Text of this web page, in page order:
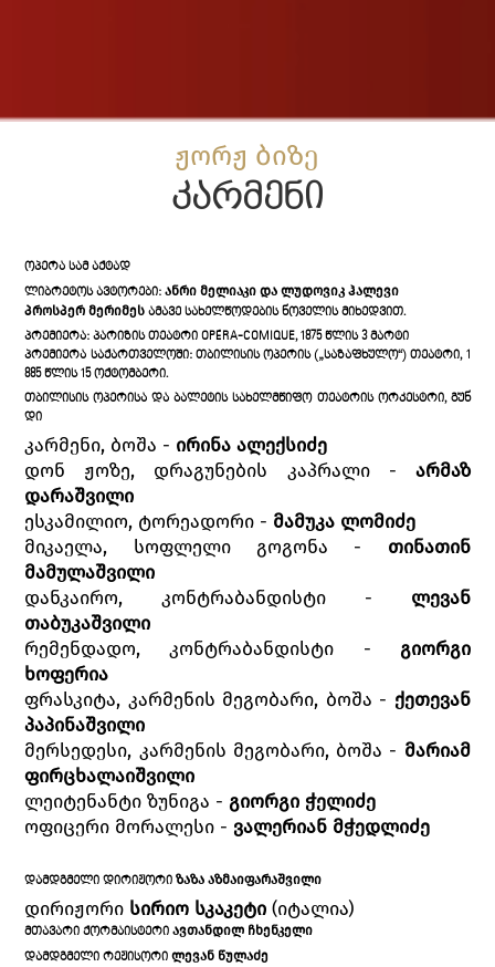
ჟორჟ ბიზე
კარმენი
ᲝᲞᲔᲠᲐ ᲡᲐᲛ ᲐᲥᲢᲐᲓ
ᲚᲘᲑᲠᲔᲢᲝᲡ ᲐᲕᲢᲝᲠᲔᲑᲘ:ᲐᲜᲠᲘ ᲛᲔᲚᲘᲐᲙᲘ ᲓᲐ ᲚᲣᲓᲝᲕᲘᲙ ᲰᲐᲚᲔᲕᲘ
ᲞᲠᲝᲡᲞᲔᲠ ᲛᲔᲠᲘᲛᲔᲡ ᲐᲛᲐᲕᲔ ᲡᲐᲮᲔᲚᲬᲝᲓᲔᲑᲘᲡ ᲜᲝᲕᲔᲚᲘᲡ ᲛᲘᲮᲔᲓᲕᲘᲗ.
ᲞᲠᲔᲛᲘᲔᲠᲐ: ᲞᲐᲠᲘᲖᲘᲡ ᲗᲔᲐᲢᲠᲘ OPÉRA-COMIQUE, 1875 ᲬᲚᲘᲡ 3 ᲛᲐᲠᲢᲘ
ᲞᲠᲔᲛᲘᲔᲠᲐ ᲡᲐᲥᲐᲠᲗᲕᲔᲚᲝᲨᲘ: ᲗᲑᲘᲚᲘᲡᲘᲡ ᲝᲞᲔᲠᲘᲡ („ᲡᲐᲖᲐᲤᲮᲣᲚᲝ“) ᲗᲔᲐᲢᲠᲘ, 1
885 ᲬᲚᲘᲡ 15 ᲝᲥᲢᲝᲛᲑᲔᲠᲘ.
ᲗᲑᲘᲚᲘᲡᲘᲡ ᲝᲞᲔᲠᲘᲡᲐ ᲓᲐ ᲑᲐᲚᲔᲢᲘᲡ ᲡᲐᲮᲔᲚᲛᲬᲘᲤᲝ ᲗᲔᲐᲢᲠᲘᲡ ᲝᲠᲙᲔᲡᲢᲠᲘ, ᲒᲣᲜ
ᲓᲘ
კარმენი, ბოშა - ირინა ალექსიძე
დონ ჟოზე, დრაგუნების კაპრალი - არმაზ
დარაშვილი
ესკამილიო, ტორეადორი - მამუკა ლომიძე
მიკაელა, სოფლელი გოგონა - თინათინ
მამულაშვილი
დანკაირო, კონტრაბანდისტი - ლევან
თაბუკაშვილი
რემენდადო, კონტრაბანდისტი - გიორგი
ხოფერია
ფრასკიტა, კარმენის მეგობარი, ბოშა - ქეთევან
პაპინაშვილი
მერსედესი, კარმენის მეგობარი, ბოშა - მარიამ
ფირცხალაიშვილი
ლეიტენანტი ზუნიგა - გიორგი ჭელიძე
ოფიცერი მორალესი - ვალერიან მჭედლიძე
ᲓᲐᲛᲓᲒᲛᲔᲚᲘ ᲓᲘᲠᲘᲟᲝᲠᲘᲖᲐᲖᲐ ᲐᲖᲛᲐᲘᲤᲐᲠᲐᲨᲕᲘᲚᲘ
დირიჟორი სირიო სკაკეტი(იტალია)
ᲛᲗᲐᲕᲐᲠᲘ ᲥᲝᲠᲛᲐᲘᲡᲢᲔᲠᲘᲐᲕᲗᲐᲜᲓᲘᲚ ᲩᲮᲔᲜᲙᲔᲚᲘ
ᲓᲐᲛᲓᲒᲛᲔᲚᲘ ᲠᲔᲟᲘᲡᲝᲠᲘ ᲚᲔᲕᲐᲜ ᲬᲣᲚᲐᲫᲔ